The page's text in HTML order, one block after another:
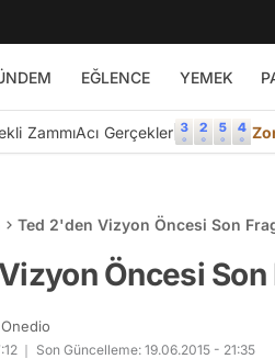
EĞLENCE YEMEK
ZammıAcı Gerçekler
Ted 2'den Vizyon Öncesi Son
Öncesi Son
Son Güncelleme: 19.06.2015 - 21:35